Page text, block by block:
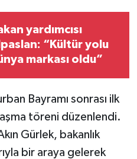
yardımcısı
“Kültür yolu
markası oldu”
Bayramı sonrası ilk
töreni düzenlendi.
Gürlek, bakanlık
bir araya gelerek